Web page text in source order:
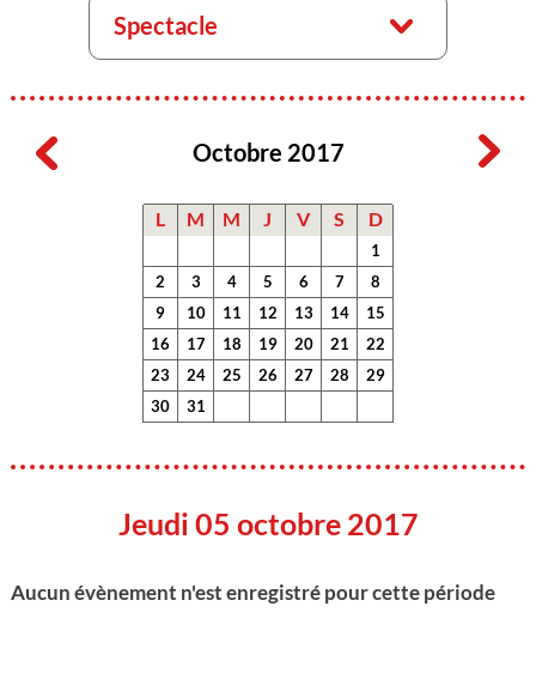
Spectacle
Octobre 2017
L M M J V S D
1
2
3 4 5 6 7
8
9
10 11 12 13 14
15
16
17 18 19 20 21
22
23
24 25 26 27 28
29
30
31
Jeudi 05 octobre 2017
Aucun évènement n'est enregistré pour cette période